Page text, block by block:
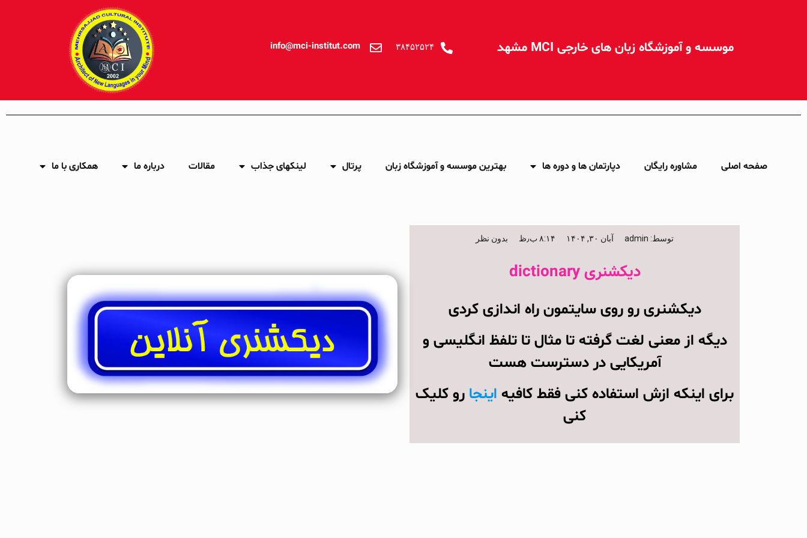
موسسه و آموزشگاه زبان های خارجی MCI مشهد ۳۸۴۵۲۵۲۴ info@mci-institut.com
صفحه اصلی مشاوره رایگان دپارتمان ها و دوره ها بهترین موسسه و آموزشگاه زبان پرتال لینکهای جذاب مقالات درباره ما همکاری با ما
توسط: آبان ۳۰, ۱۴۰۴ ۸:۱۴ ب٫ظ بدون نظر
دیکشنری dictionary
دیکشنری رو روی سایتمون راه اندازی کردی
دیگه از معنی لغت گرفته تا مثال تا تلفظ انگلیسی و
آمریکایی در دسترست هست
برای اینکه ازش استفاده کنی فقط کافیه اینجا رو کلیک
کنی